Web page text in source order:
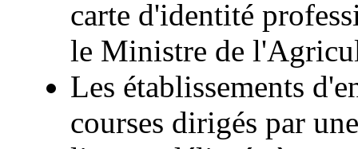
carte d'identité
le Ministre de
Les établissements
courses dirigés par